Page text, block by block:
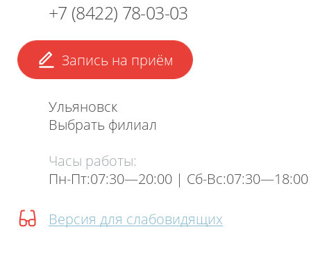
+7 (8422) 78-03-03
Запись на приём
Ульяновск
Выбрать филиал
Часы работы:
Пн-Пт:07:30—20:00 | Cб-Вс:07:30—18:00
Версия для слабовидящих